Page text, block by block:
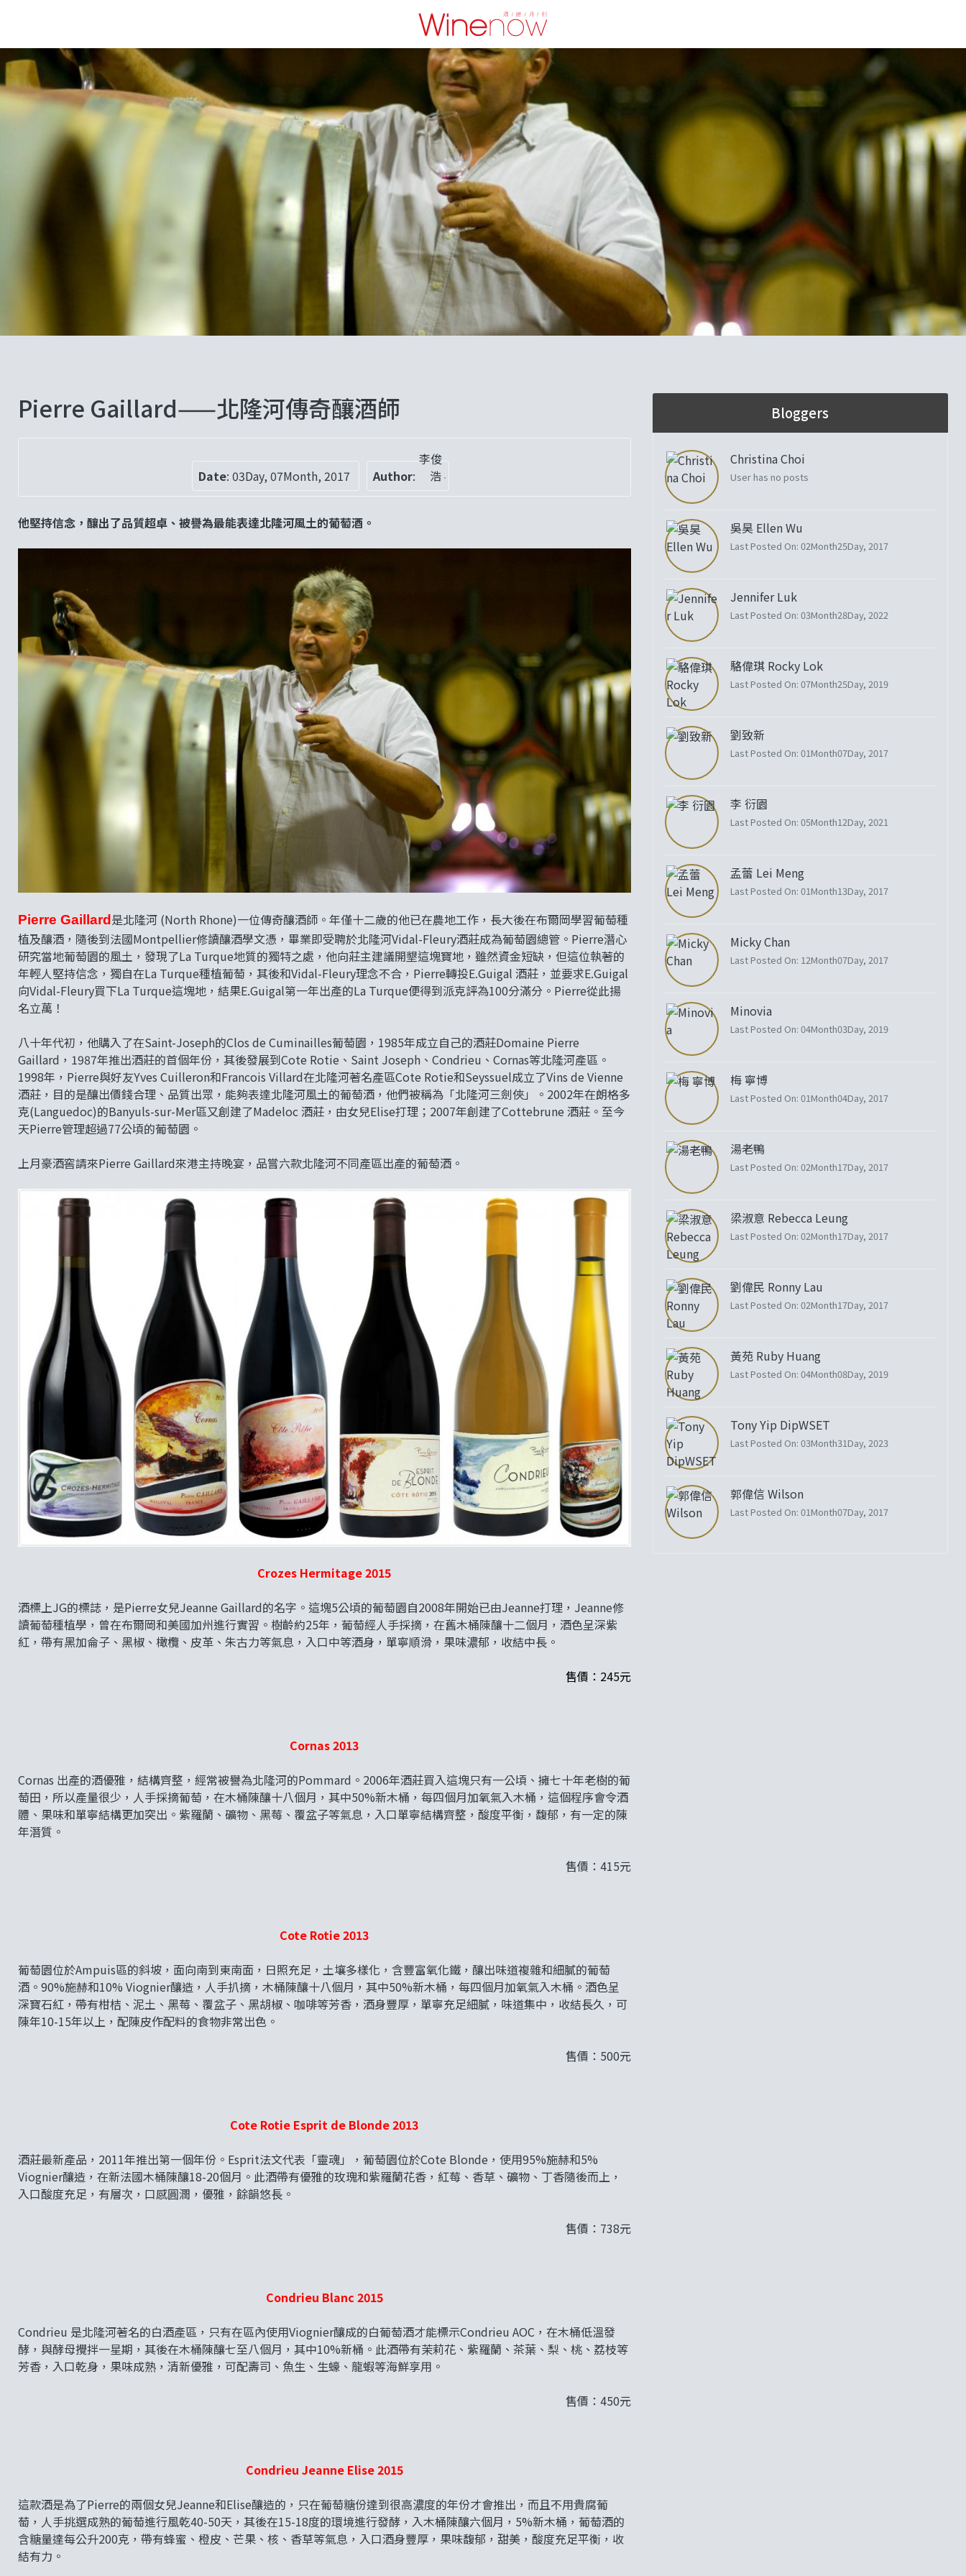
Pierre Gaillard——北隆河傳奇釀酒師
Date:03Day, 07Month, 2017 Author:
李俊
浩
他堅持信念，釀出了品質超卓、被譽為最能表達北隆河風土的葡萄酒。
Pierre Gaillard 是北隆河 (North Rhone)一位傳奇釀酒師。年僅十二歲的他已在農地工作，長大後在布爾岡學習葡萄種
植及釀酒，隨後到法國Montpellier修讀釀酒學文憑，畢業即受聘於北隆河Vidal-Fleury酒莊成為葡萄園總管。Pierre潛心
研究當地葡萄園的風土，發現了La Turque地質的獨特之處，他向莊主建議開墾這塊寶地，雖然資金短缺，但這位執著的
年輕人堅持信念，獨自在La Turque種植葡萄，其後和Vidal-Fleury理念不合，Pierre轉投E.Guigal 酒莊，並要求E.Guigal
向Vidal-Fleury買下La Turque這塊地，結果E.Guigal第一年出產的La Turque便得到派克評為100分滿分。Pierre從此揚
名立萬！
八十年代初，他購入了在Saint-Joseph的Clos de Cuminailles葡萄園，1985年成立自己的酒莊Domaine Pierre
Gaillard，1987年推出酒莊的首個年份，其後發展到Cote Rotie、Saint Joseph、Condrieu、Cornas等北隆河產區。
1998年，Pierre與好友Yves Cuilleron和Francois Villard在北隆河著名產區Cote Rotie和Seyssuel成立了Vins de Vienne
酒莊，目的是釀出價錢合理、品質出眾，能夠表達北隆河風土的葡萄酒，他們被稱為「北隆河三劍俠」。2002年在朗格多
克(Languedoc)的Banyuls-sur-Mer區又創建了Madeloc 酒莊，由女兒Elise打理；2007年創建了Cottebrune 酒莊。至今
天Pierre管理超過77公頃的葡萄園。
上月豪酒窖請來Pierre Gaillard來港主持晚宴，品嘗六款北隆河不同產區出產的葡萄酒。
Crozes Hermitage 2015
酒標上JG的標誌，是Pierre女兒Jeanne Gaillard的名字。這塊5公頃的葡萄園自2008年開始已由Jeanne打理，Jeanne修
讀葡萄種植學，曾在布爾岡和美國加州進行實習。樹齡約25年，葡萄經人手採摘，在舊木桶陳釀十二個月，酒色呈深紫
紅，帶有黑加侖子、黑椒、橄欖、皮革、朱古力等氣息，入口中等酒身，單寧順滑，果味濃郁，收結中長。
售價：245元
Cornas 2013
Cornas 出產的酒優雅，結構齊整，經常被譽為北隆河的Pommard。2006年酒莊買入這塊只有一公頃、擁七十年老樹的葡
萄田，所以產量很少，人手採摘葡萄，在木桶陳釀十八個月，其中50%新木桶，每四個月加氧氣入木桶，這個程序會令酒
體、果味和單寧結構更加突出。紫羅蘭、礦物、黑莓、覆盆子等氣息，入口單寧結構齊整，酸度平衡，馥郁，有一定的陳
年潛質。
售價：415元
Cote Rotie 2013
葡萄園位於Ampuis區的斜坡，面向南到東南面，日照充足，土壤多樣化，含豐富氧化鐵，釀出味道複雜和細膩的葡萄
酒。90%施赫和10% Viognier釀造，人手扒摘，木桶陳釀十八個月，其中50%新木桶，每四個月加氧氣入木桶。酒色呈
深寶石紅，帶有柑桔、泥土、黑莓、覆盆子、黑胡椒、咖啡等芳香，酒身豐厚，單寧充足細膩，味道集中，收結長久，可
陳年10-15年以上，配陳皮作配料的食物非常出色。
售價：500元
Cote Rotie Esprit de Blonde 2013
酒莊最新產品，2011年推出第一個年份。Esprit法文代表「靈魂」，葡萄園位於Cote Blonde，使用95%施赫和5%
Viognier釀造，在新法國木桶陳釀18-20個月。此酒帶有優雅的玫瑰和紫羅蘭花香，紅莓、香草、礦物、丁香隨後而上，
入口酸度充足，有層次，口感圓潤，優雅，餘韻悠長。
售價：738元
Condrieu Blanc 2015
Condrieu 是北隆河著名的白酒產區，只有在區內使用Viognier釀成的白葡萄酒才能標示Condrieu AOC，在木桶低溫發
酵，與酵母攪拌一星期，其後在木桶陳釀七至八個月，其中10%新桶。此酒帶有茉莉花、紫羅蘭、茶葉、梨、桃、荔枝等
芳香，入口乾身，果味成熟，清新優雅，可配壽司、魚生、生蠔、龍蝦等海鮮享用。
售價：450元
Condrieu Jeanne Elise 2015
這款酒是為了Pierre的兩個女兒Jeanne和Elise釀造的，只在葡萄糖份達到很高濃度的年份才會推出，而且不用貴腐葡
萄，人手挑選成熟的葡萄進行風乾40-50天，其後在15-18度的環境進行發酵，入木桶陳釀六個月，5%新木桶，葡萄酒的
含糖量達每公升200克，帶有蜂蜜、橙皮、芒果、核、香草等氣息，入口酒身豐厚，果味馥郁，甜美，酸度充足平衡，收
結有力。
Bloggers
Christina Choi
User has no posts
吳昊 Ellen Wu
Last Posted On: 02Month25Day, 2017
Jennifer Luk
Last Posted On: 03Month28Day, 2022
駱偉琪 Rocky Lok
Last Posted On: 07Month25Day, 2019
劉致新
Last Posted On: 01Month07Day, 2017
李 衍園
Last Posted On: 05Month12Day, 2021
孟蕾 Lei Meng
Last Posted On: 01Month13Day, 2017
Micky Chan
Last Posted On: 12Month07Day, 2017
Minovia
Last Posted On: 04Month03Day, 2019
梅 寧博
Last Posted On: 01Month04Day, 2017
湯老鴨
Last Posted On: 02Month17Day, 2017
梁淑意 Rebecca Leung
Last Posted On: 02Month17Day, 2017
劉偉民 Ronny Lau
Last Posted On: 02Month17Day, 2017
黃苑 Ruby Huang
Last Posted On: 04Month08Day, 2019
Tony Yip DipWSET
Last Posted On: 03Month31Day, 2023
郭偉信 Wilson
Last Posted On: 01Month07Day, 2017